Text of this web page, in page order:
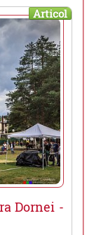
Articol
Dornei -